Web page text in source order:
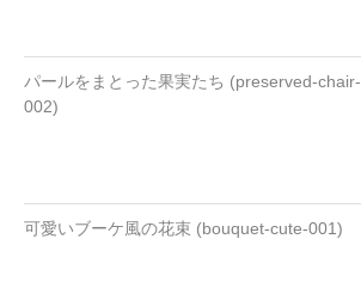
パールをまとった果実たち (preserved-chair-
002)
可愛いブーケ風の花束 (bouquet-cute-001)